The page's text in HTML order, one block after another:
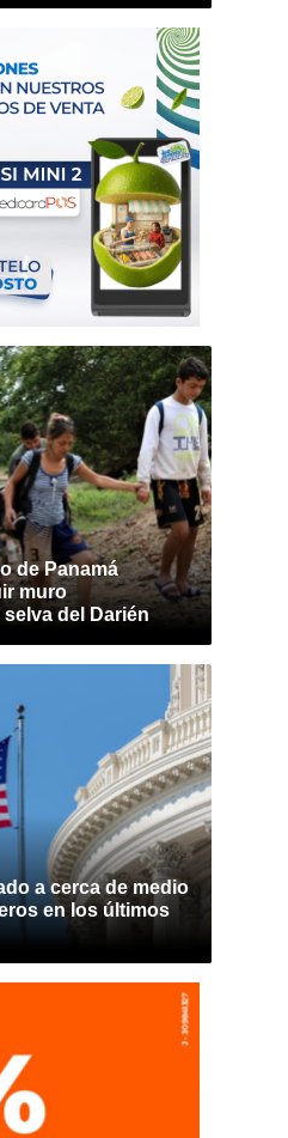
de Panamá
muro
del Darién
a cerca de medio
en los últimos